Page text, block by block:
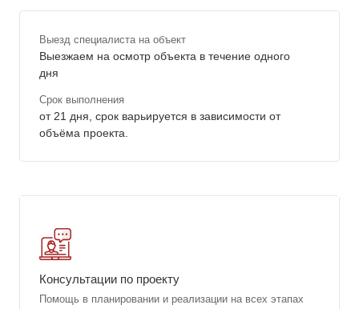
Выезд специалиста на объект
Выезжаем на осмотр объекта в течение одного
дня
Срок выполнения
от 21 дня, срок варьируется в зависимости от
объёма проекта.
Консультации по проекту
Помощь в планировании и реализации на всех этапах